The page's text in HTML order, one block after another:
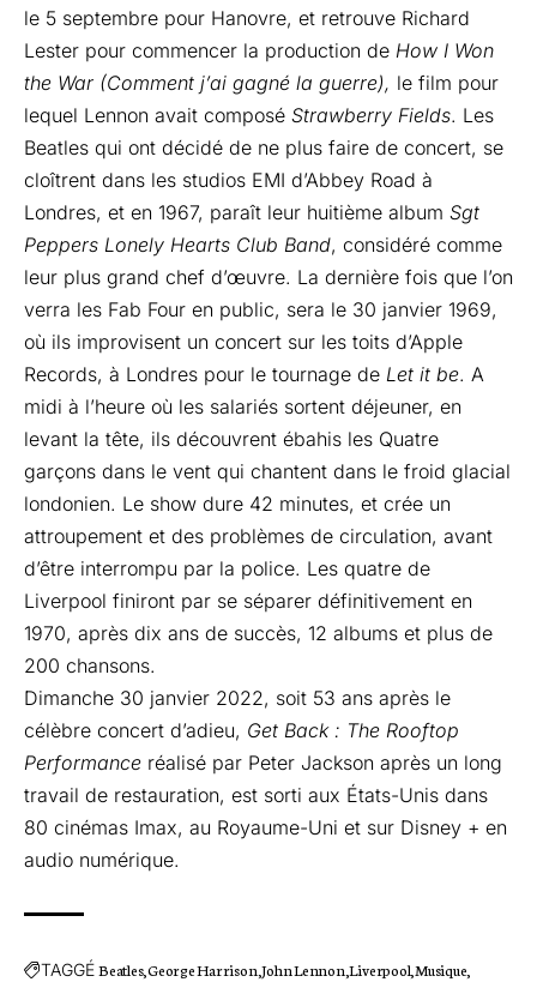
le 5 septembre pour Hanovre, et retrouve Richard
Lester pour commencer la production de How I Won
the War (Comment j’ai gagné la guerre), le film pour
lequel Lennon avait composé Strawberry Fields. Les
Beatles qui ont décidé de ne plus faire de concert, se
cloîtrent dans les studios EMI d’Abbey Road à
Londres, et en 1967, paraît leur huitième album Sgt
Peppers Lonely Hearts Club Band, considéré comme
leur plus grand chef d’œuvre. La dernière fois que l’on
verra les Fab Four en public, sera le 30 janvier 1969,
où ils improvisent un concert sur les toits d’Apple
Records, à Londres pour le tournage de Let it be. A
midi à l’heure où les salariés sortent déjeuner, en
levant la tête, ils découvrent ébahis les Quatre
garçons dans le vent qui chantent dans le froid glacial
londonien. Le show dure 42 minutes, et crée un
attroupement et des problèmes de circulation, avant
d’être interrompu par la police. Les quatre de
Liverpool finiront par se séparer définitivement en
1970, après dix ans de succès, 12 albums et plus de
200 chansons.
Dimanche 30 janvier 2022, soit 53 ans après le
célèbre concert d’adieu, Get Back : The Rooftop
Performance réalisé par Peter Jackson après un long
travail de restauration, est sorti aux États-Unis dans
80 cinémas Imax, au Royaume-Uni et sur Disney + en
audio numérique.
TAGGÉBeatles George Harrison John Lennon Liverpool Musique